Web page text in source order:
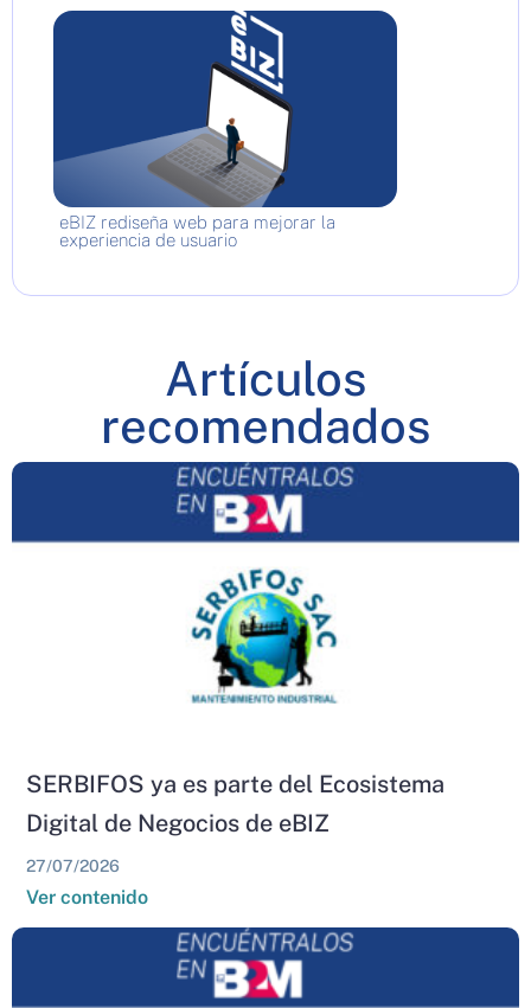
eBIZ rediseña web para mejorar la
experiencia de usuario
Artículos
recomendados
SERBIFOS ya es parte del Ecosistema
Digital de Negocios de eBIZ
27/07/2026
Ver contenido